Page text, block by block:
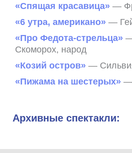
«Спящая красавица» —
«6 утра, американо» —
«Про Федота-стрельца»
Скоморох, народ
«Козий остров» —
«Пижама на шестерых» —
Архивные спектакли: